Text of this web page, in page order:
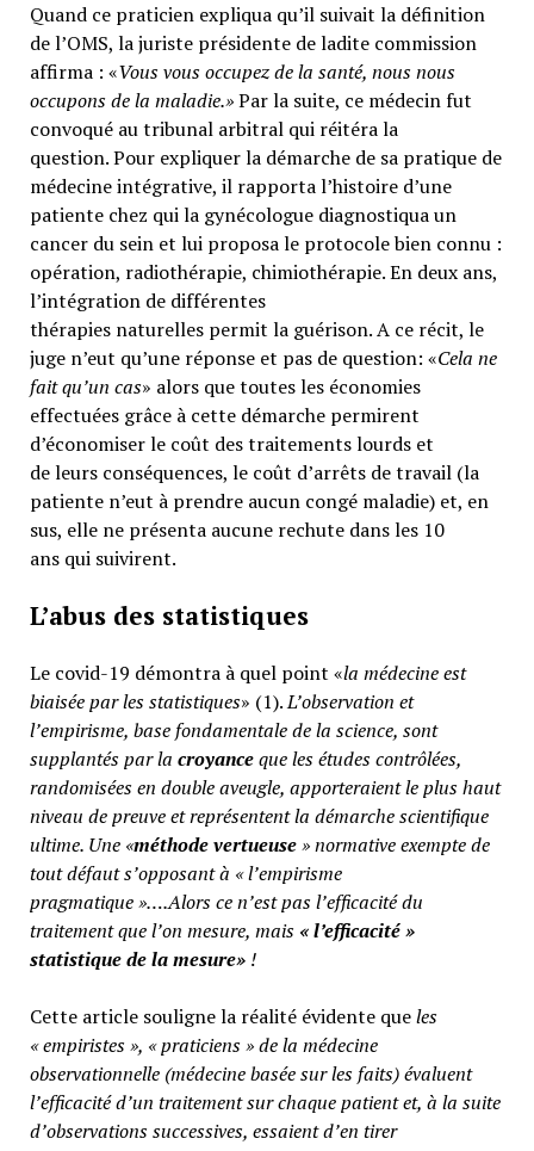
Quand ce praticien expliqua qu’il suivait la définition
de l’OMS, la juriste présidente de ladite commission
affirma : «Vous vous occupez de la santé, nous nous
occupons de la maladie.»Par la suite, ce médecin fut
convoqué au tribunal arbitral qui réitéra la
question. Pour expliquer la démarche de sa pratique de
médecine intégrative, il rapporta l’histoire d’une
patiente chez qui la gynécologue diagnostiqua un
cancer du sein et lui proposa le protocole bien connu :
opération, radiothérapie, chimiothérapie. En deux ans,
l’intégration de différentes
thérapies naturelles permit la guérison. A ce récit, le
juge n’eut qu’une réponse et pas de question: «Cela ne
fait qu’un cas» alors que toutes les économies
effectuées grâce à cette démarche permirent
d’économiser le coût des traitements lourds et
de leurs conséquences, le coût d’arrêts de travail (la
patiente n’eut à prendre aucun congé maladie) et, en
sus, elle ne présenta aucune rechute dans les 10
ans qui suivirent.
L’abus des statistiques
Le covid-19 démontra à quel point «la médecine est
biaisée par les statistiques» (1).L’observation et
l’empirisme, base fondamentale de la science, sont
supplantés par la croyanceque les études contrôlées,
randomisées en double aveugle, apporteraient le plus haut
niveau de preuve et représentent la démarche scientifique
ultime. Une «méthode vertueuse» normative exempte de
tout défaut s’opposant à « l’empirisme
pragmatique »….Alors ce n’est pas l’efficacité du
traitement que l’on mesure, mais «l’efficacité »
statistique de la mesure» !
Cette article souligne la réalité évidente queles
« empiristes », « praticiens » de la médecine
observationnelle (médecine basée sur les faits) évaluent
l’efficacité d’un traitement sur chaque patient et, à la suite
d’observations successives, essaient d’en tirer